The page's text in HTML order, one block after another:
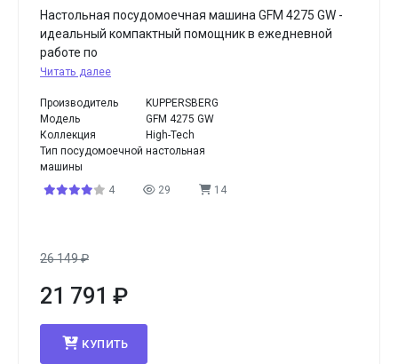
Настольная посудомоечная машина GFM 4275 GW -
идеальный компактный помощник в ежедневной
работе по
Читать далее
Производитель
KUPPERSBERG
Модель
GFM 4275 GW
Коллекция
High-Tech
Тип посудомоечной
машины
настольная
4 29 14
26 149₽
21 791 ₽
КУПИТЬ